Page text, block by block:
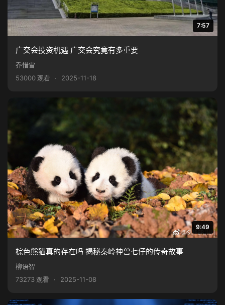
7:57
广交会投资机遇 广交会究竟有多重要
乔惜雪
53000 观看
· 2025-11-18
9:49
棕色熊猫真的存在吗 揭秘秦岭神兽七仔的传奇故事
柳语智
73273 观看
· 2025-11-08